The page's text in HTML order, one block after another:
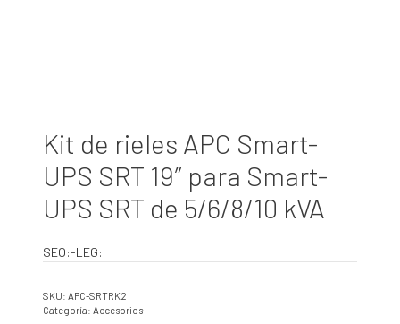
Kit de rieles APC Smart-
UPS SRT 19″ para Smart-
UPS SRT de 5/6/8/10 kVA
SEO:-LEG:
SKU: APC-SRTRK2
Categoría: Accesorios